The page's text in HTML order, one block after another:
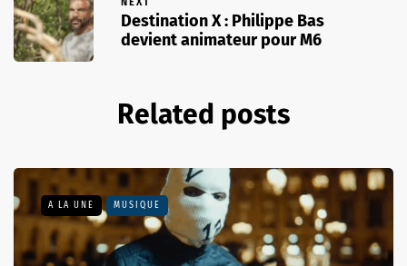
Destination X : Philippe Bas
devient animateur pour M6
Related posts
A LA UNE MUSIQUE